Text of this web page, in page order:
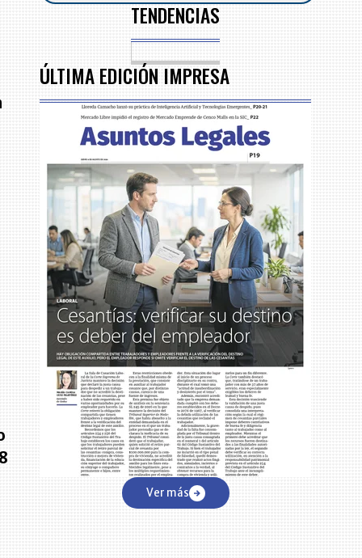
TENDENCIAS
ÚLTIMA EDICIÓN IMPRESA
Ver más